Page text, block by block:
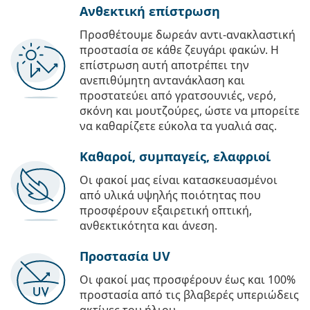
Ανθεκτική επίστρωση
Προσθέτουμε δωρεάν αντι-ανακλαστική
προστασία σε κάθε ζευγάρι φακών. Η
επίστρωση αυτή αποτρέπει την
ανεπιθύμητη αντανάκλαση και
προστατεύει από γρατσουνιές, νερό,
σκόνη και μουτζούρες, ώστε να μπορείτε
να καθαρίζετε εύκολα τα γυαλιά σας.
Καθαροί, συμπαγείς, ελαφριοί
Οι φακοί μας είναι κατασκευασμένοι
από υλικά υψηλής ποιότητας που
προσφέρουν εξαιρετική οπτική,
ανθεκτικότητα και άνεση.
Προστασία UV
Οι φακοί μας προσφέρουν έως και 100%
προστασία από τις βλαβερές υπεριώδεις